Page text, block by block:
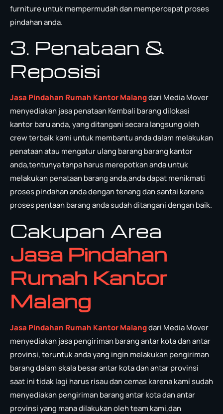
furniture untuk mempermudah dan mempercepat proses
pindahan anda.
3. Penataan &
Reposisi
Jasa Pindahan Rumah Kantor Malangdari Media Mover
menyediakan jasa penataan Kembali barang dilokasi
kantor baru anda, yang ditangani secara langsung oleh
crew terbaik kami untuk membantu anda dalam melakukan
penataan atau mengatur ulang barang barang kantor
anda,tentunya tanpa harus merepotkan anda untuk
melakukan penataan barang anda,anda dapat menikmati
proses pindahan anda dengan tenang dan santai karena
proses pentaan barang anda sudah ditangani dengan baik.
Cakupan Area
Jasa Pindahan
Rumah Kantor
Malang
Jasa Pindahan Rumah Kantor Malangdari Media Mover
menyediakan jasa pengiriman barang antar kota dan antar
provinsi, teruntuk anda yang ingin melakukan pengiriman
barang dalam skala besar antar kota dan antar provinsi
saat ini tidak lagi harus risau dan cemas karena kami sudah
menyediakan pengiriman barang antar kota dan antar
provinsi yang mana dilakukan oleh team kami,dan